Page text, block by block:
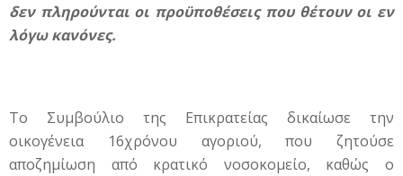
δεν πληρούνται οι προϋποθέσεις που θέτουν οι εν
λόγω κανόνες.
Το Συμβούλιο της Επικρατείας δικαίωσε την
οικογένεια 16χρόνου αγοριού, που ζητούσε
αποζημίωση από κρατικό νοσοκομείο, καθώς ο